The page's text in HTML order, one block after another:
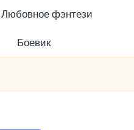
Любовное фэнтези
Боевик